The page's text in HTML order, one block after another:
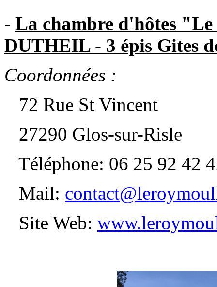
- La chambre d'hôtes
DUTHEIL - 3 épis Gites
Coordonnées :
72 Rue St Vincent
27290 Glos-sur-Risle
Téléphone: 06 25 92 42
Mail:
Site Web: